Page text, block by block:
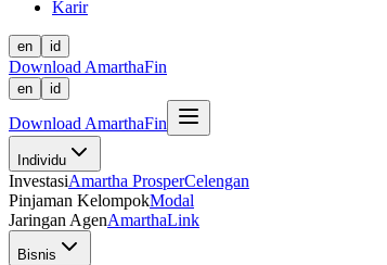
Karir
en id
Download AmarthaFin
en id
Download AmarthaFin
Individu
InvestasiAmartha ProsperCelengan
Pinjaman KelompokModal
Jaringan AgenAmarthaLink
Bisnis